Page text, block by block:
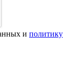
и политику